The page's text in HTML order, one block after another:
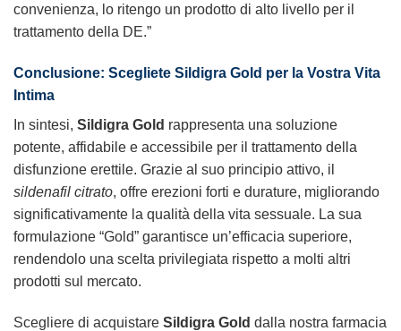
convenienza, lo ritengo un prodotto di alto livello per il
trattamento della DE.”
Conclusione: Scegliete Sildigra Gold per la Vostra Vita
Intima
In sintesi, Sildigra Gold rappresenta una soluzione
potente, affidabile e accessibile per il trattamento della
disfunzione erettile. Grazie al suo principio attivo, il
sildenafil citrato, offre erezioni forti e durature, migliorando
significativamente la qualità della vita sessuale. La sua
formulazione “Gold” garantisce un’efficacia superiore,
rendendolo una scelta privilegiata rispetto a molti altri
prodotti sul mercato.
Scegliere di acquistare Sildigra Gold dalla nostra farmacia